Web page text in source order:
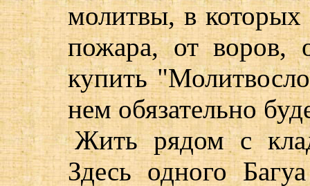
молитвы, в которых
пожара, от воров,
купить
нем обязательно
Жить рядом с
Здесь одного